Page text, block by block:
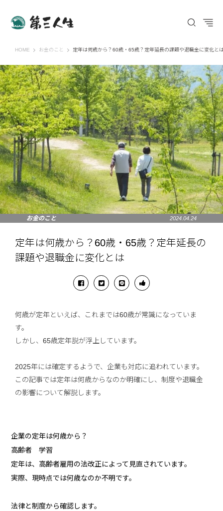
HOME 第三人生 〜寄り道の歩き方〜
お金のこと 定年は何歳から？60歳・65歳？定年延長の課題や退職金に変化と
お金のこと 2024.04.24
定年は何歳から？60歳・65歳？定年延長の
課題や退職金に変化とは
何歳が定年といえば、これまでは60歳が常識になっていま
す。
しかし、65歳定年説が浮上しています。
2025年には確定するようで、企業も対応に追われています。
この記事では定年は何歳からなのか明確にし、制度や退職金
の影響について解説します。
企業の定年は何歳から？
高齢者 学習
定年は、高齢者雇用の法改正によって見直されています。
実際、現時点では何歳なのか不明です。
法律と制度から確認します。